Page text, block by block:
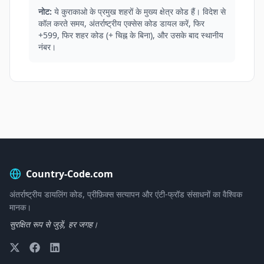
नोट: ये कुराकाओ के प्रमुख शहरों के मुख्य क्षेत्र कोड हैं। विदेश से
कॉल करते समय, अंतर्राष्ट्रीय एक्सेस कोड डायल करें, फिर
+599, फिर शहर कोड (+ चिह्न के बिना), और उसके बाद स्थानीय
नंबर।
Country-Code.com
अंतर्राष्ट्रीय डायलिंग कोड, प्रीफ़िक्स सत्यापन और एंटी-फ्रॉड संसाधनों का वैश्विक
मानक।
सुरक्षित रूप से जुड़ें, हर जगह।